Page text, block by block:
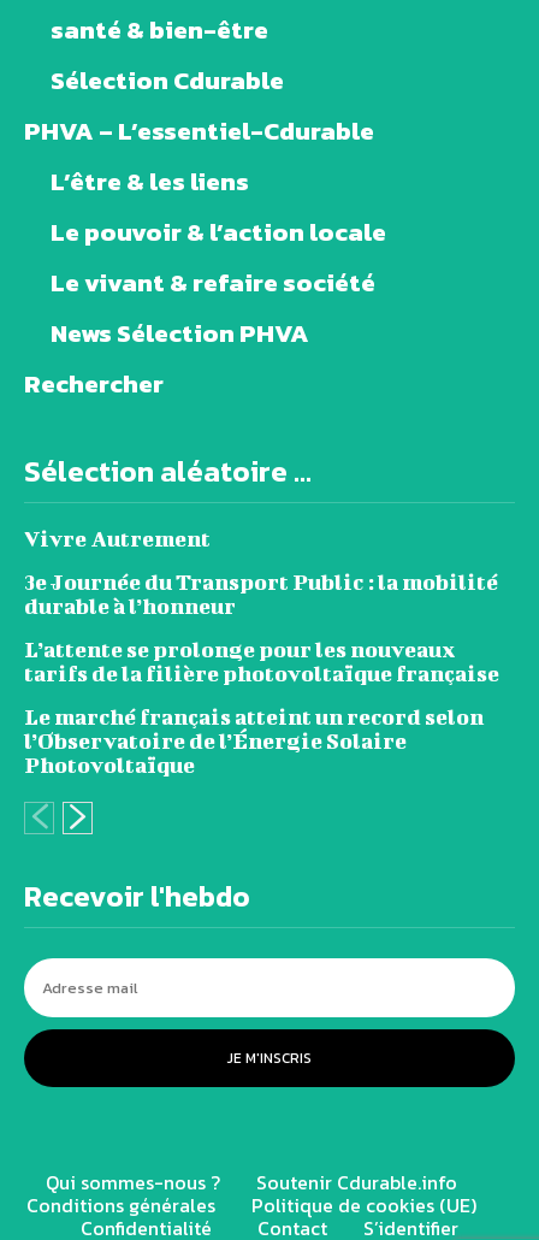
santé & bien-être
Sélection Cdurable
PHVA – L’essentiel-Cdurable
L’être & les liens
Le pouvoir & l’action locale
Le vivant & refaire société
News Sélection PHVA
Rechercher
Sélection aléatoire ...
Vivre Autrement
3e Journée du Transport Public : la mobilité
durable à l’honneur
L’attente se prolonge pour les nouveaux
tarifs de la filière photovoltaïque française
Le marché français atteint un record selon
l’Observatoire de l’Énergie Solaire
Photovoltaïque
Recevoir l'hebdo
JE M'INSCRIS
Qui sommes-nous ? Soutenir Cdurable.info
Conditions générales Politique de cookies (UE)
Confidentialité Contact S’identifier